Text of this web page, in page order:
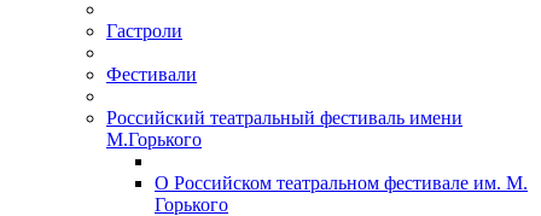
Гастроли
Фестивали
Российский театральный фестиваль имени
М.Горького
О Российском театральном фестивале им. М.
Горького